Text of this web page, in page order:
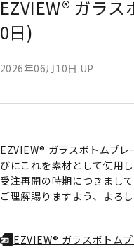
EZVIEW® ガラ
0日)
2026年06月10日 UP
EZVIEW® ガラスボトムプ
びにこれを素材として使用
受注再開の時期につきまし
ご理解賜りますよう、よろ
EZVIEW® ガラスボトム